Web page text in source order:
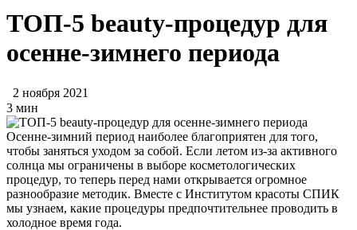
ТОП-5 beauty-процедур для
осенне-зимнего периода
2 ноября 2021
3 мин
Осенне-зимний период наиболее благоприятен для того,
чтобы заняться уходом за собой. Если летом из-за активного
солнца мы ограничены в выборе косметологических
процедур, то теперь перед нами открывается огромное
разнообразие методик. Вместе с Институтом красоты СПИК
мы узнаем, какие процедуры предпочтительнее проводить в
холодное время года.